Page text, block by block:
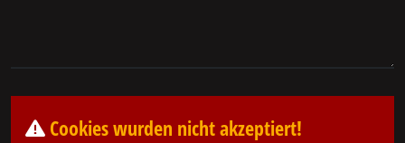
Cookies wurden nicht akzeptiert!